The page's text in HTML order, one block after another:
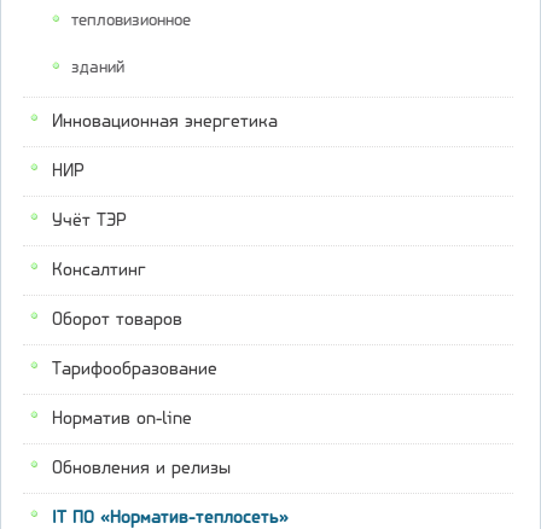
тепловизионное
зданий
Инновационная энергетика
НИР
Учёт ТЭР
Консалтинг
Оборот товаров
Тарифообразование
Норматив on-line
Обновления и релизы
IT ПО «Норматив-теплосеть»